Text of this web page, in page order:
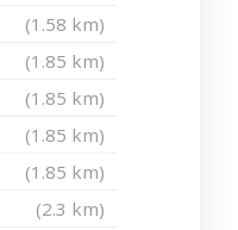
(1.58 km)
(1.85 km)
(1.85 km)
(1.85 km)
(1.85 km)
(2.3 km)